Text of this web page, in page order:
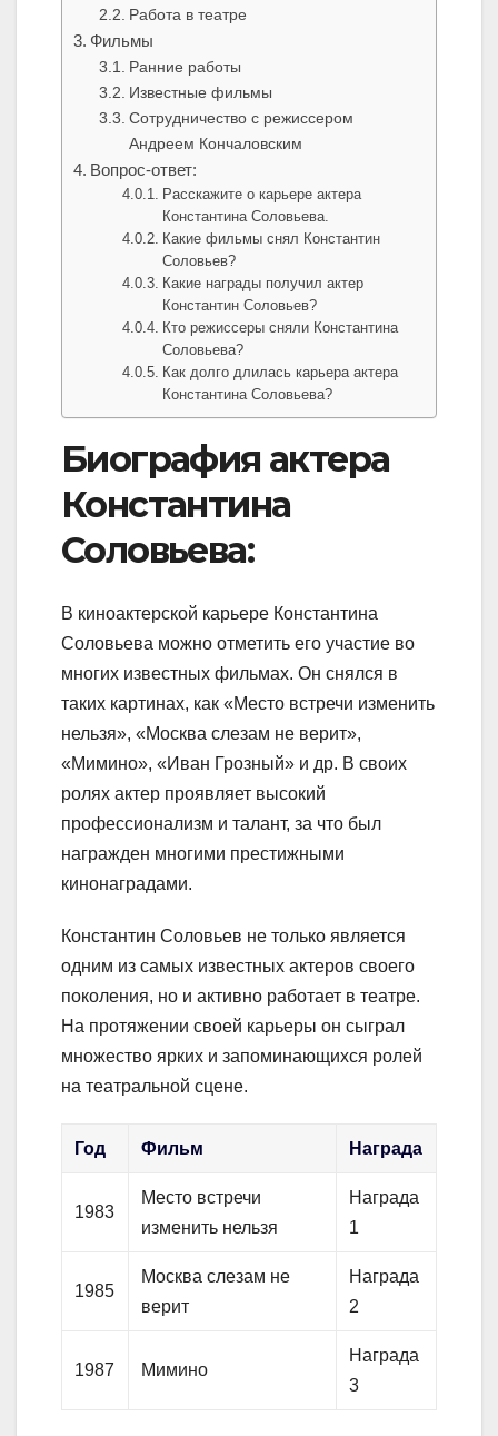
Работа в театре
Фильмы
Ранние работы
Известные фильмы
Сотрудничество с режиссером
Андреем Кончаловским
Вопрос-ответ:
Расскажите о карьере актера
Константина Соловьева.
Какие фильмы снял Константин
Соловьев?
Какие награды получил актер
Константин Соловьев?
Кто режиссеры сняли Константина
Соловьева?
Как долго длилась карьера актера
Константина Соловьева?
Биография актера
Константина
Соловьева:
В киноактерской карьере Константина
Соловьева можно отметить его участие во
многих известных фильмах. Он снялся в
таких картинах, как «Место встречи изменить
нельзя», «Москва слезам не верит»,
«Мимино», «Иван Грозный» и др. В своих
ролях актер проявляет высокий
профессионализм и талант, за что был
награжден многими престижными
кинонаградами.
Константин Соловьев не только является
одним из самых известных актеров своего
поколения, но и активно работает в театре.
На протяжении своей карьеры он сыграл
множество ярких и запоминающихся ролей
на театральной сцене.
Год Фильм Награда
1983
Место встречи
изменить нельзя
Награда
1
1985
Москва слезам не
верит
Награда
2
1987 Мимино
Награда
3